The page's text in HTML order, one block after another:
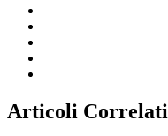
Articoli Correlati